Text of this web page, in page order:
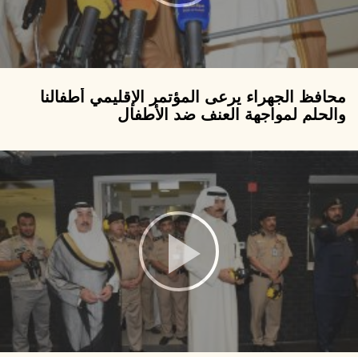
محافظ الجهراء يرعى المؤتمر الإقليمي أطفالنا
والحلم لمواجهة العنف ضد الأطفال